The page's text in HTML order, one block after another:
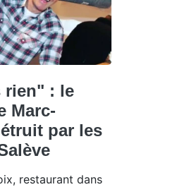
rien" : le
Marc-
par les
restaurant dans